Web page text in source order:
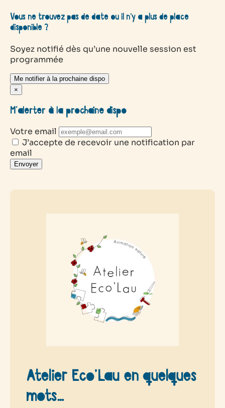
Vous ne trouvez pas de date ou il n’y a plus de place
disponible ?
Soyez notifié dès qu’une nouvelle session est
programmée
Me notifier à la prochaine dispo
×
M’alerter à la prochaine dispo
Votre email
J’accepte de recevoir une notification par
email
Envoyer
Atelier Eco’Lau en quelques
mots…